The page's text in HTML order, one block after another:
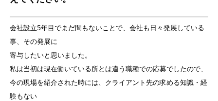
会社設立5年目でまだ間もないことで、会社も日々発展している
事、その発展に
寄与したいと思いました。
私は当初は現在働いている所とは違う職種での応募でしたので、
今の現場を紹介された時には、クライアント先の求める知識・経
験もない